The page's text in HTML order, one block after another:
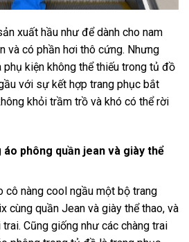
xuất hầu như để dành cho nam
và có phần hơi thô cứng. Nhưng
phụ kiện không thể thiếu trong tủ đồ
với sự kết hợp trang phục bắt
khỏi trầm trồ và khó có thể rời
phông quần jean và giày thể
cô nàng cool ngầu một bộ trang
cùng quần Jean và giày thể thao, và
Cũng giống như các chàng trai